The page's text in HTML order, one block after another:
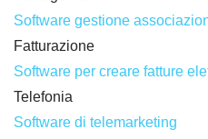
Software gestione
Fatturazione
Software per creare fatture
Telefonia
Software di telemarketing